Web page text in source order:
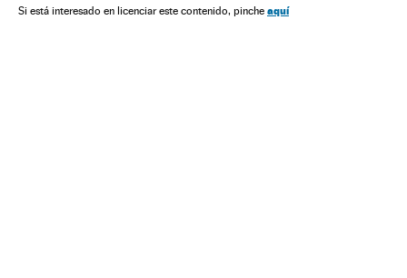
Sociedade
Si está interesado en licenciar este contenido, pinche aquí